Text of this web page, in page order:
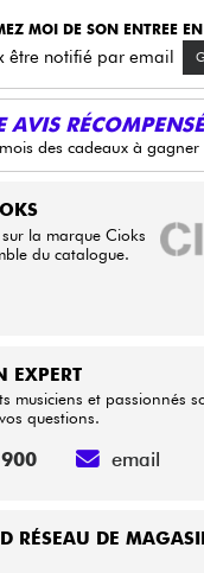
Voir nos marques
MOI DE SON ENTREE
être notifié par email
AVIS
des cadeaux à gagner
la marque Cioks
du catalogue.
RÉSEAU DE
EXPERT
musiciens et passionnés
questions.
email